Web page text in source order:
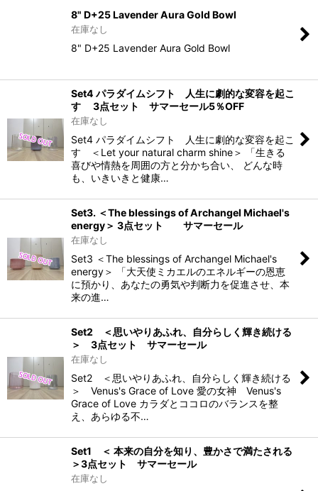
8" D+25 Lavender Aura Gold Bowl
在庫なし
8" D+25 Lavender Aura Gold Bowl
Set4 パラダイムシフト 人生に劇的な変容を起こ
す 3点セット サマーセール5％OFF
在庫なし
Set4 パラダイムシフト 人生に劇的な変容を起こ
す ＜Let your natural charm shine＞ 「生きる
喜びや情熱を周囲の方と分かち合い、 どんな時
も、いきいきと健康…
Set3. ＜The blessings of Archangel Michael's
energy＞ 3点セット サマーセール
在庫なし
Set3 ＜The blessings of Archangel Michael's
energy＞ 「大天使ミカエルのエネルギーの恩恵
に預かり、あなたの勇気や判断力を促進させ、本
来の進…
Set2 ＜思いやりあふれ、自分らしく輝き続ける
＞ 3点セット サマーセール
在庫なし
Set2 ＜思いやりあふれ、自分らしく輝き続ける
＞ Venus's Grace of Love 愛の女神 Venus's
Grace of Love カラダとココロのバランスを整
え、あらゆる不…
Set1 ＜ 本来の自分を知り、豊かさで満たされる
＞3点セット サマーセール
在庫なし